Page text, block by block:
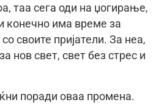
таа сега оди на џогирање,
конечно има време за
своите пријатели. За неа,
нов свет, свет без стрес и
поради оваа промена.